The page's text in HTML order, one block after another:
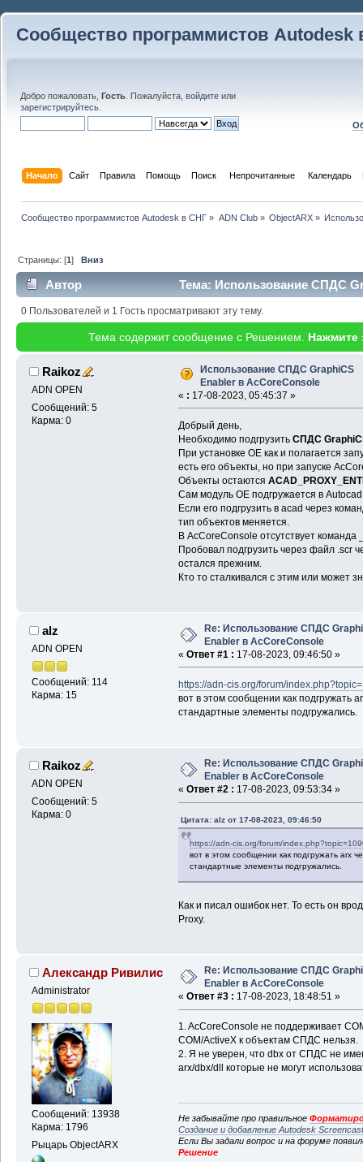
Сообщество программистов Autodesk
Добро пожаловать, Гость . Пожалуйста, войдите или
зарегистрируйтесь
Начало Сайт Правила Помощь Поиск Непрочитанные Календарь
Сообщество программистов Autodesk в СНГ » ADN Club» ObjectARX»
Страницы: [1]Вниз
Автор
Тема: Использование СПДС
(Прочитано 27011 раз)
0 Пользователей и 1 Гость просматривают эту тему.
Тема содержит сообщение с Решением. Нажмите
Raikoz
ADN OPEN
Сообщений: 5
Карма: 0
Использование СПДС GraphiCS
Enabler в AcCoreConsole
« : 17-08-2023, 05:45:37 »
Добрый день,
Необходимо подгрузить СПДС
При установке OE как и полагается
есть его объекты, но при запуске
Объекты остаются
Сам модуль OE подгружается в
Если его подгрузить в acad через
тип объектов меняется.
В AcCoreConsole отсутствует команда
Пробовал подгрузить через файл .scr
остался прежним.
Кто то сталкивался с этим или может
alz
ADN OPEN
Сообщений: 114
Карма: 15
Re: Использование СПДС
Enabler в AcCoreConsole
« Ответ #1 : 17-08-2023, 09:46:50 »
https://adn-cis.org/forum/
вот в этом сообщении как подгружать
стандартные элементы подгружались.
Raikoz
ADN OPEN
Сообщений: 5
Карма: 0
Re: Использование СПДС
Enabler в AcCoreConsole
« Ответ #2 : 17-08-2023, 09:53:34 »
Цитата: alz от 17-08-2023, 09:46:50
https://adn-cis.org/forum/
вот в этом сообщении как подгружать arx
стандартные элементы подгружались.
Как и писал ошибок нет. То есть он
Proxy.
Александр Ривилис
Administrator
Сообщений: 13938
Карма: 1796
Рыцарь ObjectARX
Re: Использование СПДС
Enabler в AcCoreConsole
« Ответ #3 : 17-08-2023, 18:48:51 »
1. AcCoreConsole не поддерживает
COM/ActiveX к объектам СПДС нельзя.
2. Я не уверен, что dbx от СПДС не
arx/dbx/dll которые не могут
Не забывайте про правильное
Создание и добавление Autodesk
Если Вы задали вопрос и на форуме
Решение